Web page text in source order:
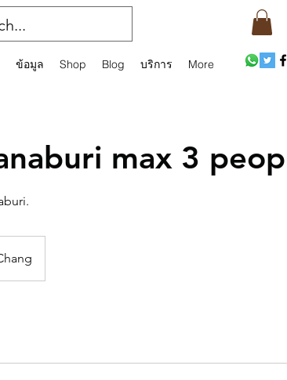
ข้อมูล Shop Blog บริการ More
max 3